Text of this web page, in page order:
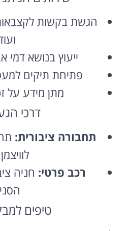
ייעוץ בנושא דמי
פתיחת תיקים
מתן מידע על
דרכי
לוויצמן
חניה
טיפים